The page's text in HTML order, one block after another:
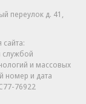
переулок д. 41,
службой
и массовых
номер и дата
76922